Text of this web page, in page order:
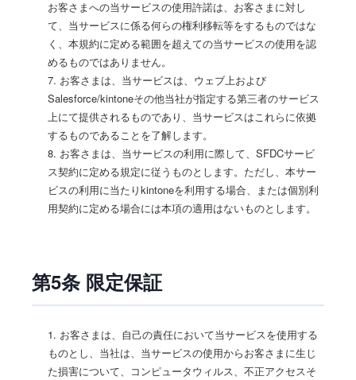
お客さまへの当サービスの使用許諾は、お客さまに対し
て、当サービスに係る何らの権利移転等をするものではな
く、本規約に定める範囲を超えての当サービスの使用を認
めるものではありません。
7. お客さまは、当サービスは、ウェブ上および
Salesforce/kintoneその他当社が指定する第三者のサービス
上にて提供されるものであり、当サービスはこれらに依拠
するものであることを了解します。
8. お客さまは、当サービスの利用に際して、SFDCサービ
ス契約に定める規定に従うものとします。ただし、本サー
ビスの利用に当たりkintoneを利用する場合、または個別利
用契約に定める場合には本項の適用はないものとします。
第5条 限定保証
1. お客さまは、自己の責任において当サービスを使用する
ものとし、当社は、当サービスの使用からお客さまに生じ
た損害について、コンピュータウィルス、不正アクセスそ